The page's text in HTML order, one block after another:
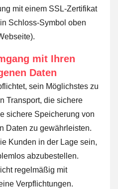
mit einem SSL-Zertifikat
Schloss-Symbol oben
mit Ihren
Daten
sein Möglichstes zu
Transport, die sichere
sichere Speicherung von
Daten zu gewährleisten.
Kunden in der Lage sein,
abzubestellen.
regelmäßig mit
Verpflichtungen.